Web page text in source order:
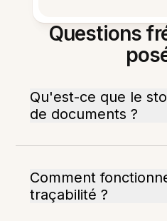
Questions
Qu'est-ce que le
de documents ?
Comment
traçabilité ?